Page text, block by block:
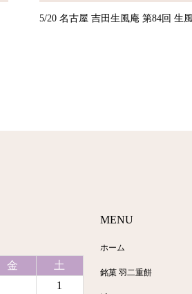
5/20 名古屋 吉田生風庵 第84回 生
金
土
1
MENU
ホーム
銘菓 羽二重餅